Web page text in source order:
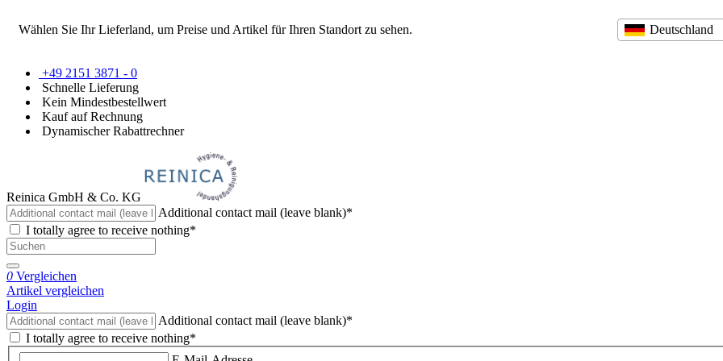
Wählen Sie Ihr Lieferland, um Preise und Artikel für Ihren Standort zu sehen. Deutschland
+49 2151 3871 - 0
Schnelle Lieferung
Kein Mindestbestellwert
Kauf auf Rechnung
Dynamischer Rabattrechner
Reinica GmbH & Co. KG
Additional contact mail (leave blank)*
I totally agree to receive nothing*
0 Vergleichen
Artikel vergleichen
Login
Additional contact mail (leave blank)*
I totally agree to receive nothing*